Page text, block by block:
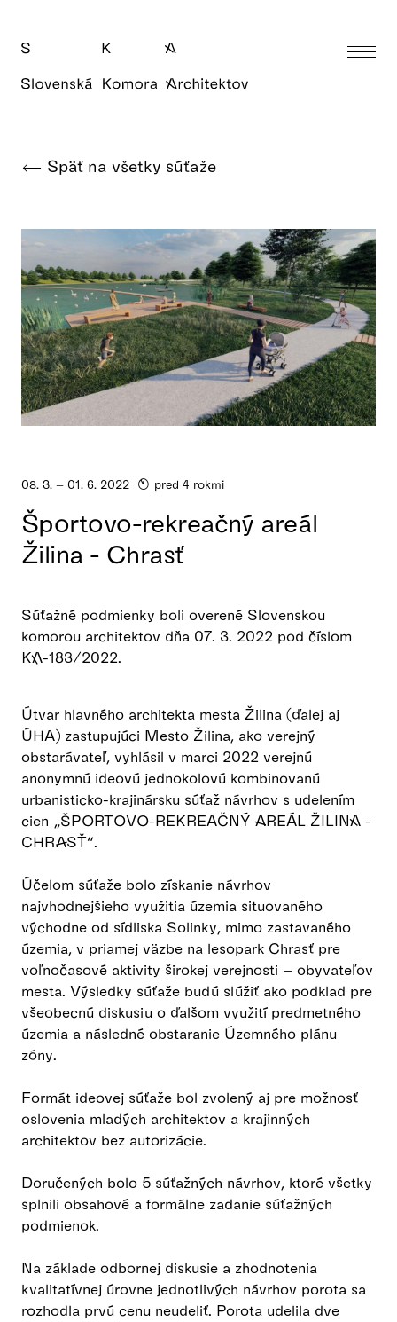
Späť na všetky súťaže
08. 3. – 01. 6. 2022 pred 4 rokmi
Športovo-rekreačný areál
Žilina - Chrasť
Súťažné podmienky boli overené Slovenskou
komorou architektov dňa 07. 3. 2022 pod číslom
KA-183/2022.
Útvar hlavného architekta mesta Žilina (ďalej aj
ÚHA) zastupujúci Mesto Žilina, ako verejný
obstarávateľ, vyhlásil v marci 2022 verejnú
anonymnú ideovú jednokolovú kombinovanú
urbanisticko-krajinársku súťaž návrhov s udelením
cien „ŠPORTOVO-REKREAČNÝ AREÁL ŽILINA -
CHRASŤ“.
Účelom súťaže bolo získanie návrhov
najvhodnejšieho využitia územia situovaného
východne od sídliska Solinky, mimo zastavaného
územia, v priamej väzbe na lesopark Chrasť pre
voľnočasové aktivity širokej verejnosti – obyvateľov
mesta. Výsledky súťaže budú slúžiť ako podklad pre
všeobecnú diskusiu o ďalšom využití predmetného
územia a následné obstaranie Územného plánu
zóny.
Formát ideovej súťaže bol zvolený aj pre možnosť
oslovenia mladých architektov a krajinných
architektov bez autorizácie.
Doručených bolo 5 súťažných návrhov, ktoré všetky
splnili obsahové a formálne zadanie súťažných
podmienok.
Na základe odbornej diskusie a zhodnotenia
kvalitatívnej úrovne jednotlivých návrhov porota sa
rozhodla prvú cenu neudeliť. Porota udelila dve